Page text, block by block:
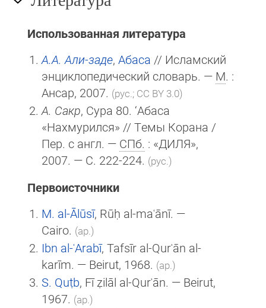
Использованная литература
А.А. Али-заде, Абаса // Исламский
энциклопедический словарь. — М. :
Ансар, 2007. (рус.; CC BY 3.0)
А. Сакр, Сура 80. ‘Абаса
«Нахмурился» // Темы Корана /
Пер. с англ. — СПб. : «ДИЛЯ»,
2007. — С. 222-224. (рус.)
Первоисточники
M. al-Ālūsī, Rūḥ al-maʿānī. —
Cairo. (ар.)
Ibn al-ʿArabī, Tafsīr al-Qurʾān al-
karīm. — Beirut, 1968. (ар.)
S. Quṭb, Fī ẓilāl al-Qurʾān. — Beirut,
1967. (ар.)